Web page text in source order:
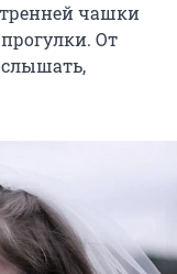
чашки
От